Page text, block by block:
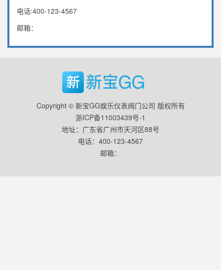
电话:400-123-4567
邮箱：
Copyright © 新宝GG娱乐仪表阀门公司 版权所有
浙ICP备11003439号-1
地址：广东省广州市天河区88号
电话：400-123-4567
邮箱：